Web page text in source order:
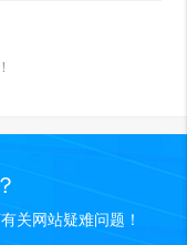
关网站疑难问题！